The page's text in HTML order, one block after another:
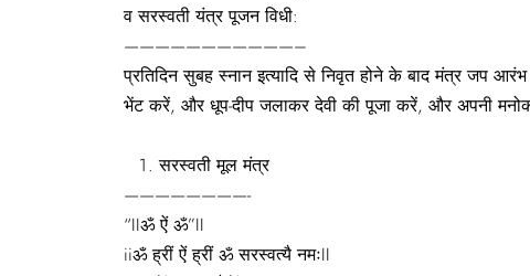
व सरस्वती यंत्र पूजन विधी:
———————————–
प्रतिदिन सुबह स्नान इत्यादि से निवृत होने के बाद मंत्र जप
भेंट करें, और धूप-दीप जलाकर देवी की पूजा करें, और अपनी
सरस्वती मूल मंत्र
————————-
“IIॐ ऐं ॐ”II
iiॐ ह्रीं ऐं ह्रीं ॐ सरस्वत्यै नमःII